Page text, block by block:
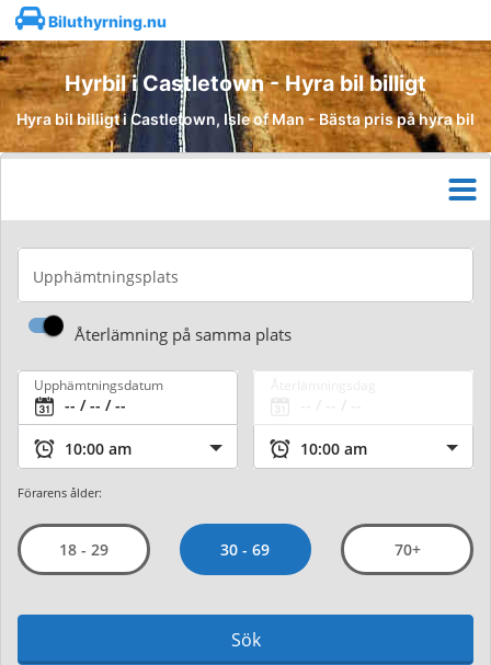
Biluthyrning.nu
Hyrbil i Castletown - Hyra bil billigt
Hyra bil billigt i Castletown, Isle of Man - Bästa pris på hyra bil
Upphämtningsplats
Återlämning på samma plats
Upphämtningsdatum
Förarens ålder:
18 - 29 30 - 69 70+
Sök